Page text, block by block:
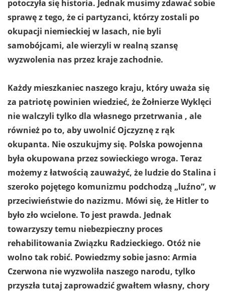
potoczyła się historia. Jednak musimy zdawać sobie
sprawę z tego, że ci partyzanci, którzy zostali po
okupacji niemieckiej w lasach, nie byli
samobójcami, ale wierzyli w realną szansę
wyzwolenia nas przez kraje zachodnie.
Każdy mieszkaniec naszego kraju, który uważa się
za patriotę powinien wiedzieć, że Żołnierze Wyklęci
nie walczyli tylko dla własnego przetrwania , ale
również po to, aby uwolnić Ojczyznę z rąk
okupanta. Nie oszukujmy się. Polska powojenna
była okupowana przez sowieckiego wroga. Teraz
możemy z łatwością zauważyć, że ludzie do Stalina i
szeroko pojętego komunizmu podchodzą „luźno”, w
przeciwieństwie do nazizmu. Mówi się, że Hitler to
było zło wcielone. To jest prawda. Jednak
towarzyszy temu niebezpieczny proces
rehabilitowania Związku Radzieckiego. Otóż nie
wolno tak robić. Powiedzmy sobie jasno: Armia
Czerwona nie wyzwoliła naszego narodu, tylko
przyszła tutaj zaprowadzić gwałtem własny, chory